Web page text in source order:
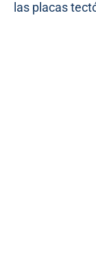
las placas